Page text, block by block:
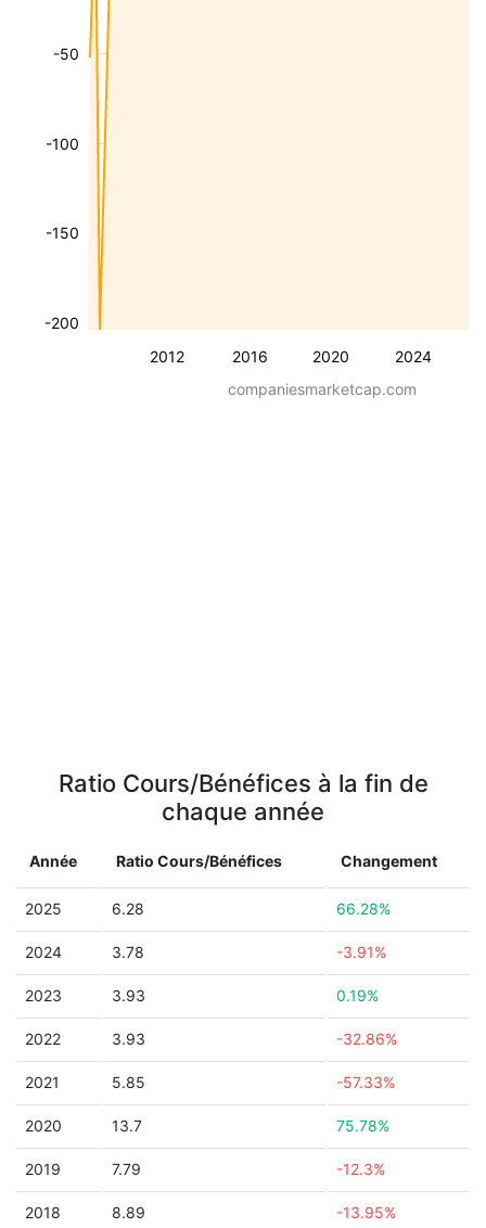
2012 2016 2020 2024
-200
-150
-100
-50
companiesmarketcap.com
Ratio Cours/Bénéfices à la fin de
chaque année
Année Ratio Cours/Bénéfices Changement
2025 6.28 66.28%
2024 3.78 -3.91%
2023 3.93 0.19%
2022 3.93 -32.86%
2021 5.85 -57.33%
2020 13.7 75.78%
2019 7.79 -12.3%
2018 8.89 -13.95%